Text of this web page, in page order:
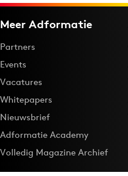
Meer Adformatie
Partners
Events
Vacatures
Whitepapers
Nieuwsbrief
Adformatie Academy
Volledig Magazine Archief